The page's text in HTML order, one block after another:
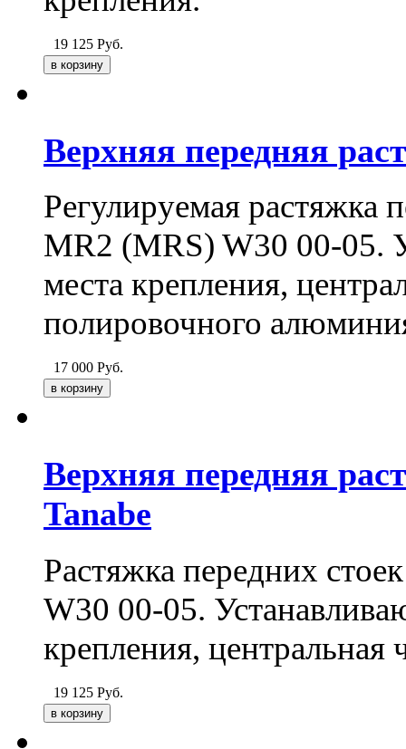
19 125 Руб.
Верхняя передняя
Регулируемая растяжка
MR2 (MRS) W30 00-05.
места крепления,
полировочного
17 000 Руб.
Верхняя передняя
Tanabe
Растяжка передних
W30 00-05.
крепления, центральная
19 125 Руб.